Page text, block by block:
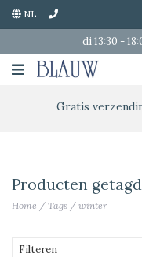
NL
di 13:30 -
Gratis
Producten
Home / Tags / winter
Filteren